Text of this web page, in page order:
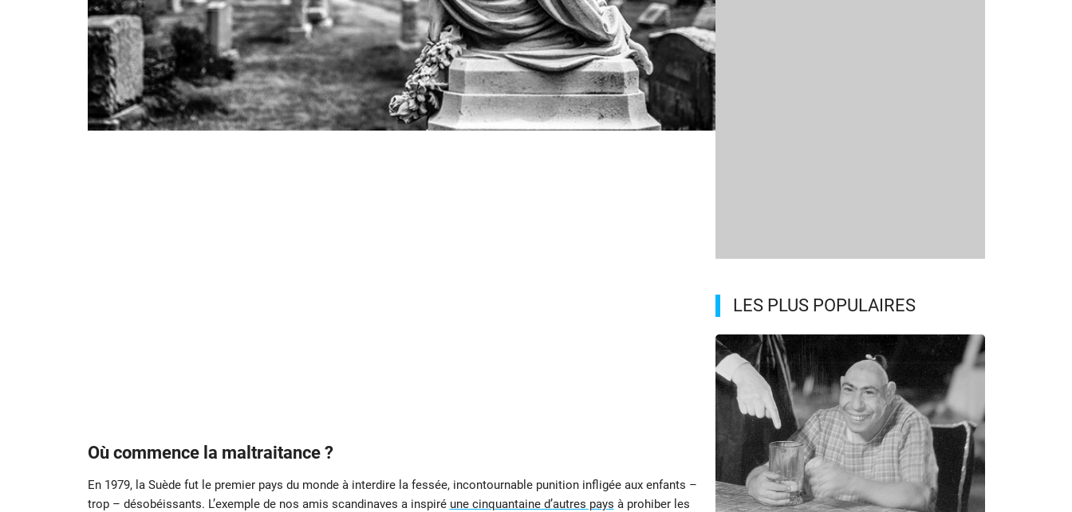
Où commence la maltraitance ?
En 1979, la Suède fut le premier pays du monde à interdire la fessée, incontournable punition infligée aux enfants –
trop – désobéissants. L’exemple de nos amis scandinaves a inspiré une cinquantaine d’autres pays à prohiber les
LES PLUS POPULAIRES